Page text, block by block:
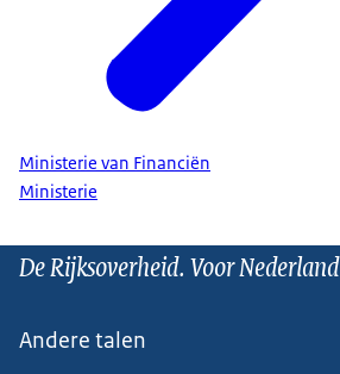
Ministerie van Financiën
Ministerie
De Rijksoverheid. Voor Nederland
Andere talen